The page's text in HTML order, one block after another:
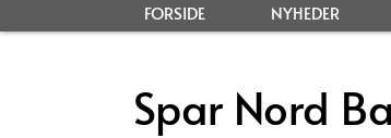
FORSIDE NYHEDER
Spar Nord